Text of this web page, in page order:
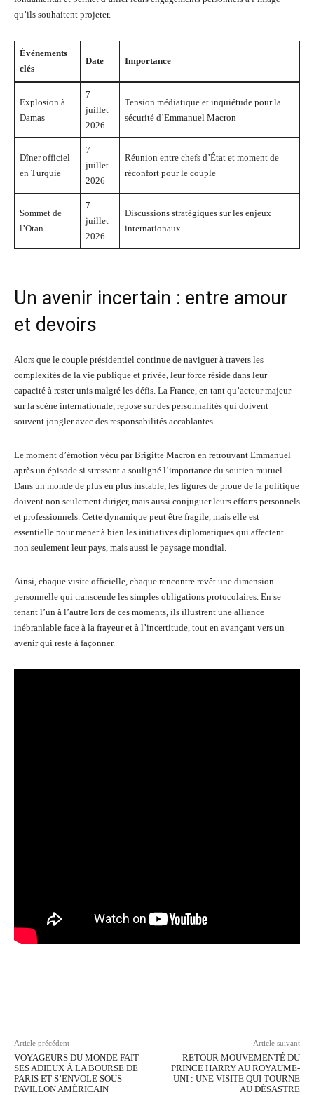
qu’ils souhaitent projeter.
Événements
clés
Date Importance
Explosion à
Damas
7
juillet
2026
Tension médiatique et inquiétude pour la
sécurité d’Emmanuel Macron
Dîner officiel
en Turquie
7
juillet
2026
Réunion entre chefs d’État et moment de
réconfort pour le couple
Sommet de
l’Otan
7
juillet
2026
Discussions stratégiques sur les enjeux
internationaux
Un avenir incertain : entre amour
et devoirs
Alors que le couple présidentiel continue de naviguer à travers les
complexités de la vie publique et privée, leur force réside dans leur
capacité à rester unis malgré les défis. La France, en tant qu’acteur majeur
sur la scène internationale, repose sur des personnalités qui doivent
souvent jongler avec des responsabilités accablantes.
Le moment d’émotion vécu par Brigitte Macron en retrouvant Emmanuel
après un épisode si stressant a souligné l’importance du soutien mutuel.
Dans un monde de plus en plus instable, les figures de proue de la politique
doivent non seulement diriger, mais aussi conjuguer leurs efforts personnels
et professionnels. Cette dynamique peut être fragile, mais elle est
essentielle pour mener à bien les initiatives diplomatiques qui affectent
non seulement leur pays, mais aussi le paysage mondial.
Ainsi, chaque visite officielle, chaque rencontre revêt une dimension
personnelle qui transcende les simples obligations protocolaires. En se
tenant l’un à l’autre lors de ces moments, ils illustrent une alliance
inébranlable face à la frayeur et à l’incertitude, tout en avançant vers un
avenir qui reste à façonner.
Article précédent
VOYAGEURS DU MONDE FAIT
SES ADIEUX À LA BOURSE DE
PARIS ET S’ENVOLE SOUS
PAVILLON AMÉRICAIN
Article suivant
RETOUR MOUVEMENTÉ DU
PRINCE HARRY AU ROYAUME-
UNI : UNE VISITE QUI TOURNE
AU DÉSASTRE